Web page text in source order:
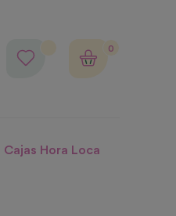
0
Cajas Hora Loca